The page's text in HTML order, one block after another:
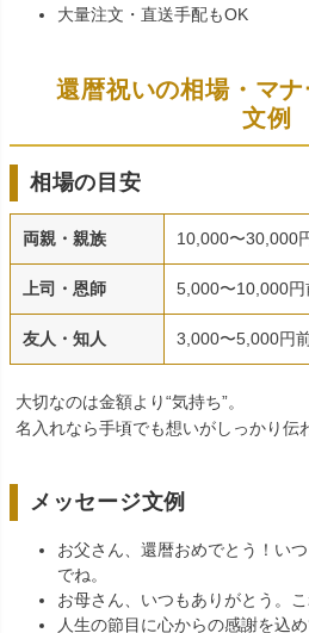
大量注文・直送手配もOK
還暦祝いの相場・マ
文例
相場の目安
両親・親族 10,000〜30,000
上司・恩師 5,000〜10,000円
友人・知人 3,000〜5,000円
大切なのは金額より“気持ち”。
名入れなら手頃でも想いがしっかり伝
メッセージ文例
お父さん、還暦おめでとう！い
でね。
お母さん、いつもありがとう。
人生の節目に心からの感謝を込